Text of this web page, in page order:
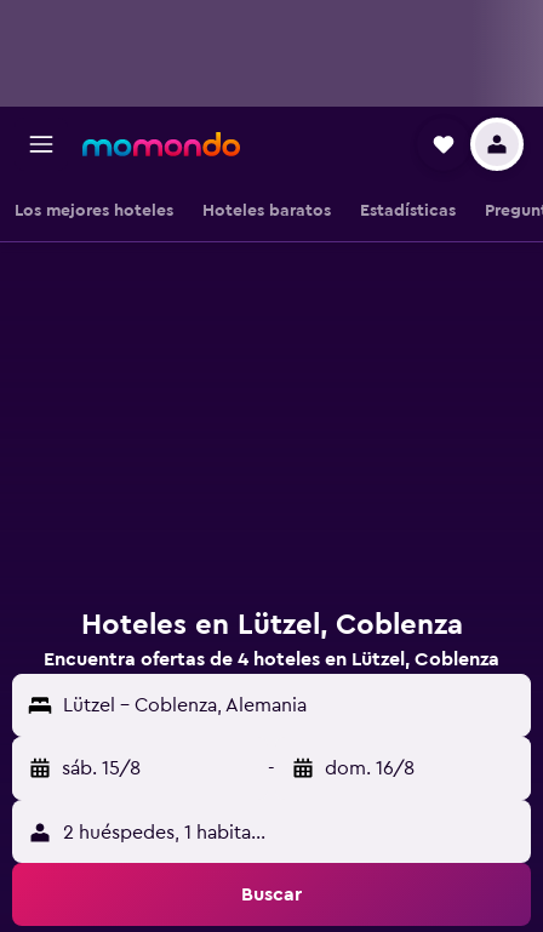
Los mejores hoteles Hoteles baratos Estadísticas
Hoteles en Lützel, Coblenza
Encuentra ofertas de 4 hoteles en Lützel, Coblenza
Lützel - Coblenza, Alemania
sáb. 15/8 - dom. 16/8
2 huéspedes, 1 habitación
Buscar